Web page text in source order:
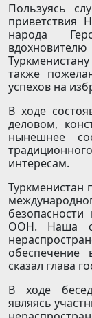
Пользуясь
приветствия
народа
также
успехов на
В ходе
деловом,
нынешнее
интересам.
Туркменистан
ООН. Наша
обеспечение
сказал глава
В ходе
являясь